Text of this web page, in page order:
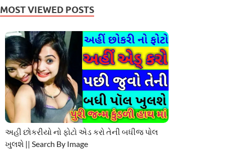
MOST VIEWED POSTS
અહી છોકરીયો નો ફોટો એડ કરો તેની બધીજ પોલ
ખુલશે || Search By Image